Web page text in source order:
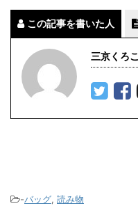
この記事を書いた人
三京くろこ
-バッグ, 読み物